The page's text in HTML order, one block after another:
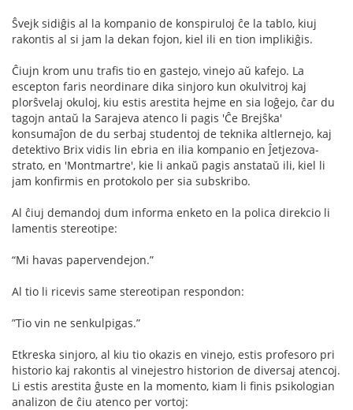
Ŝvejk sidiĝis al la kompanio de konspiruloj ĉe la tablo, kiuj
rakontis al si jam la dekan fojon, kiel ili en tion implikiĝis.
Ĉiujn krom unu traﬁs tio en gastejo, vinejo aŭ kafejo. La
escepton faris neordinare dika sinjoro kun okulvitroj kaj
plorŝvelaj okuloj, kiu estis arestita hejme en sia loĝejo, ĉar du
tagojn antaŭ la Sarajeva atenco li pagis 'Ĉe Brejŝka'
konsumaĵon de du serbaj studentoj de teknika altlernejo, kaj
detektivo Brix vidis lin ebria en ilia kompanio en Ĵetjezova-
strato, en 'Montmartre', kie li ankaŭ pagis anstataŭ ili, kiel li
jam konﬁrmis en protokolo per sia subskribo.
Al ĉiuj demandoj dum informa enketo en la polica direkcio li
lamentis stereotipe:
“Mi havas papervendejon.”
Al tio li ricevis same stereotipan respondon:
”Tio vin ne senkulpigas.”
Etkreska sinjoro, al kiu tio okazis en vinejo, estis profesoro pri
historio kaj rakontis al vinejestro historion de diversaj atencoj.
Li estis arestita ĝuste en la momento, kiam li ﬁnis psikologian
analizon de ĉiu atenco per vortoj: